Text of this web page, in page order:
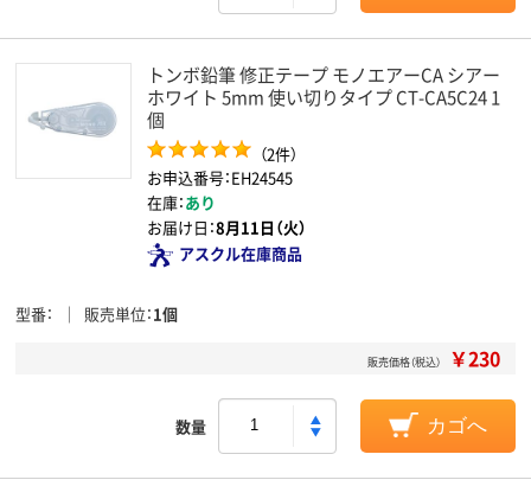
トンボ鉛筆 修正テープ モノエアーCA シアー
ホワイト 5mm 使い切りタイプ CT-CA5C24 1
個
（2件）
お申込番号：EH24545
在庫：あり
お届け日：8月11日（火）
アスクル在庫商品
型番 販売単位 1個
販売価格（税込） ￥230
数量 カゴへ